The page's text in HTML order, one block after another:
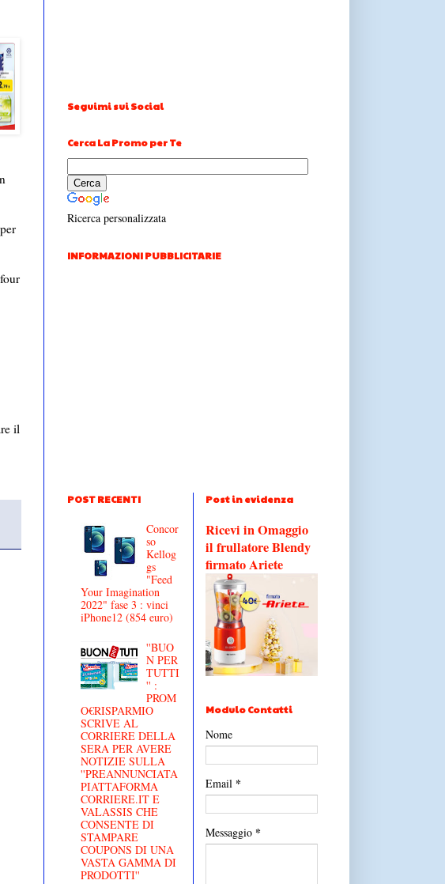
il
Seguimi sui Social
Cerca La Promo per Te
Ricerca personalizzata
INFORMAZIONI PUBBLICITARIE
POST RECENTI
Concor
so
Kellog
gs
"Feed
Your Imagination
2022" fase 3 : vinci
iPhone12 (854 euro)
''BUO
N PER
TUTTI
'' :
PROM
O€RISPARMIO
SCRIVE AL
CORRIERE DELLA
SERA PER AVERE
NOTIZIE SULLA
''PREANNUNCIATA
PIATTAFORMA
CORRIERE.IT E
VALASSIS CHE
CONSENTE DI
STAMPARE
COUPONS DI UNA
VASTA GAMMA DI
PRODOTTI''
Post in evidenza
Ricevi in Omaggio
il frullatore Blendy
firmato Ariete
Modulo Contatti
Nome
Email *
Messaggio *